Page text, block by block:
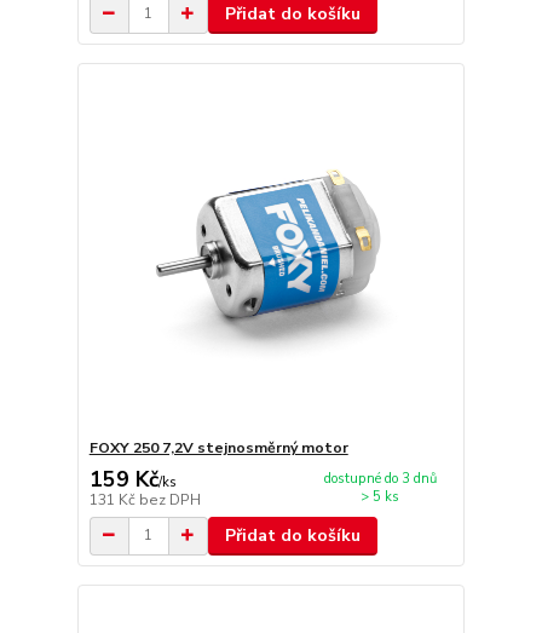
Přidat do košíku
FOXY 250 7,2V stejnosměrný motor
159 Kč/ks
131 Kč bez DPH
dostupné do 3 dnů
> 5 ks
Přidat do košíku